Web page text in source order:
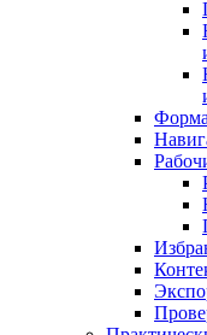
Форма